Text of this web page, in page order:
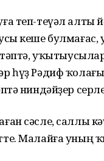
теп-теүәл алты
кеше
уҡытыусылар
һүҙ Рәдиф
ниндәйҙер
сәсле, саллы
Малайға уның